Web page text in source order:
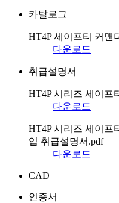
카탈로그
HT4P 세이프티 커맨
다운로드
취급설명서
HT4P 시리즈 세이프
다운로드
HT4P 시리즈 세이프
입 취급설명서.pdf
다운로드
CAD
인증서